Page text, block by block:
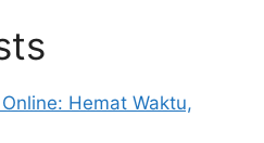
Hemat Waktu,